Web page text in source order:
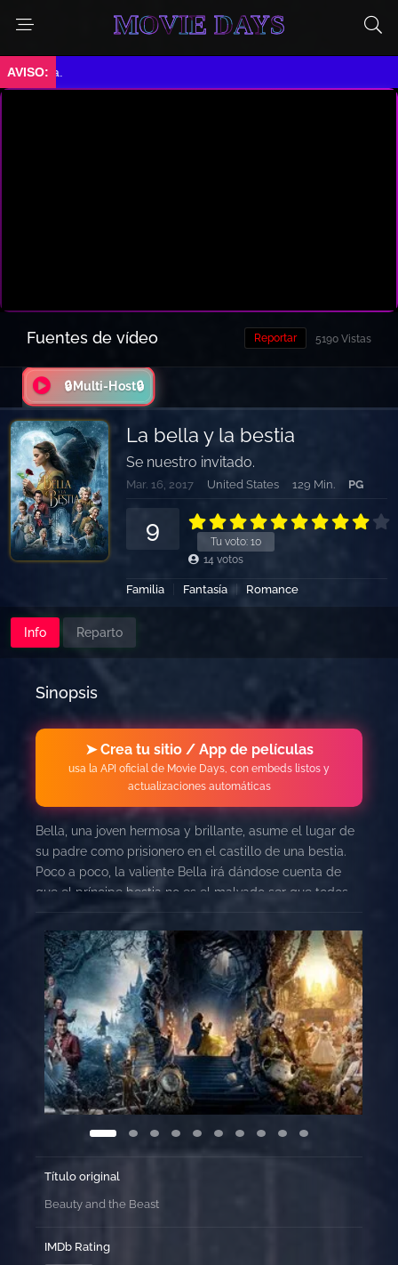
MOVIE DAYS
Fuentes de vídeo 5190 Vistas
Reportar
🔒Multi-Host🔒
La bella y la bestia
Se nuestro invitado.
Mar. 16, 2017 United States 129 Min. PG
Tu voto: 10
9
14 votos
Familia Fantasía Romance
Info Reparto
Sinopsis
➤ Crea tu sitio / App de películas
usa la API oficial de Movie Days, con embeds listos y
actualizaciones automáticas
Bella, una joven hermosa y brillante, asume el lugar de
su padre como prisionero en el castillo de una bestia.
Poco a poco, la valiente Bella irá dándose cuenta de
que el príncipe bestia no es el malvado ser que todos
creen que es y tiene, en realidad, un gran corazón.
Título original
Beauty and the Beast
IMDb Rating